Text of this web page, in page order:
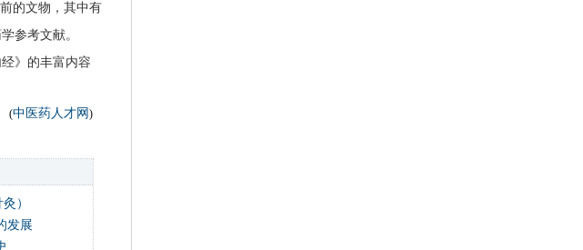
的文物，其中有
学参考文献。
》的丰富内容
(中医药人才网 )
）
发展